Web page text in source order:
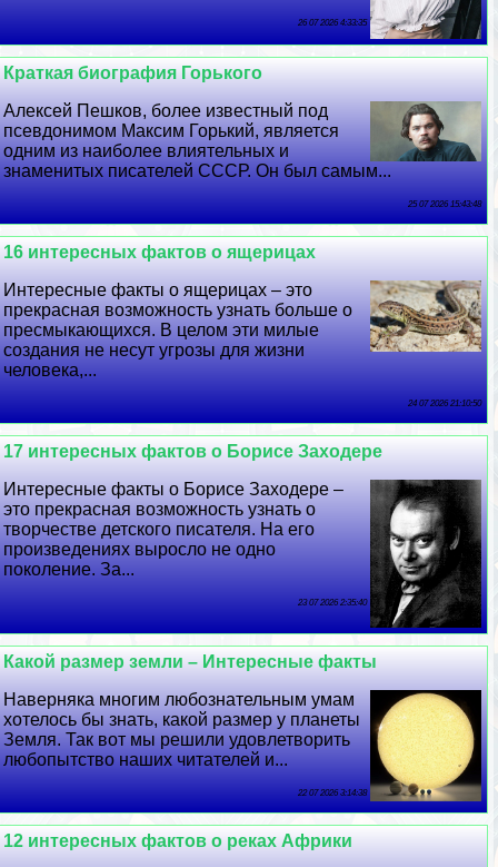
26 07 2026 4:33:35
Краткая биография Горького
Алексей Пешков, более известный под
псевдонимом Максим Горький, является
одним из наиболее влиятельных и
знаменитых писателей СССР. Он был самым...
25 07 2026 15:43:48
16 интересных фактов о ящерицах
Интересные факты о ящерицах – это
прекрасная возможность узнать больше о
пресмыкающихся. В целом эти милые
создания не несут угрозы для жизни
человека,...
24 07 2026 21:10:50
17 интересных фактов о Борисе Заходере
Интересные факты о Борисе Заходере –
это прекрасная возможность узнать о
творчестве детского писателя. На его
произведениях выросло не одно
поколение. За...
23 07 2026 2:35:40
Какой размер земли – Интересные факты
Наверняка многим любознательным умам
хотелось бы знать, какой размер у планеты
Земля. Так вот мы решили удовлетворить
любопытство наших читателей и...
22 07 2026 3:14:38
12 интересных фактов о реках Африки